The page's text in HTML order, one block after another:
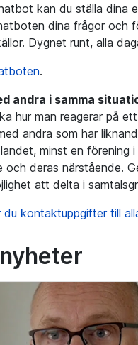
kan du ställa dina
dina frågor och
Dygnet runt, alla
.
andra i samma
hur man reagerar på
andra som har
minst en förening
och deras närstående.
att delta i
du kontaktuppgifter till